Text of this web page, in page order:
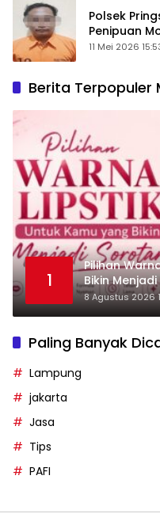
Polsek
Penipuan
11 Mei 2026
Berita Terpopuler
1
Pilihan
Bikin
8 Agustus 2026
Paling Banyak
Lampung
jakarta
Jasa
Tips
PAFI